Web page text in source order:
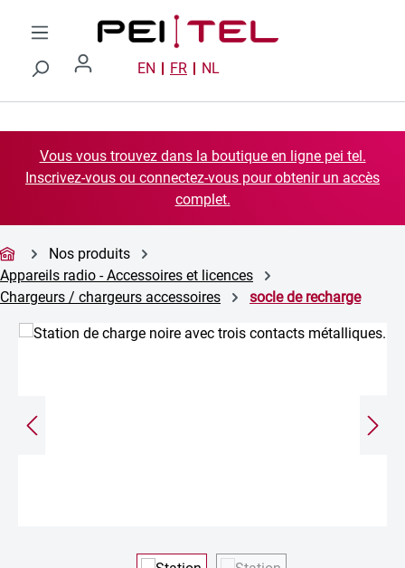
Passer au contenu principal
EN FR NL
Vous vous trouvez dans la boutique en ligne pei tel.
Inscrivez-vous ou connectez-vous pour obtenir un accès
complet.
Nos produits
Appareils radio - Accessoires et licences
Chargeurs / chargeurs accessoires
socle de recharge
Ignorer la galerie d'images